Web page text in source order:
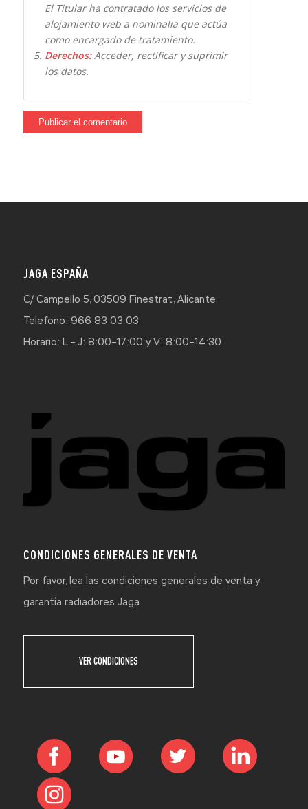
El Titular ha contratado los servicios de
alojamiento web a nominalia que actúa
como encargado de tratamiento.
Derechos:Acceder, rectificar y suprimir
los datos.
JAGA ESPAÑA
C/ Campello 5, 03509 Finestrat, Alicante
Telefono: 966 83 03 03
Horario: L – J: 8:00–17:00 y V: 8:00–14:30
CONDICIONES GENERALES DE VENTA
Por favor, lea las condiciones generales de venta y
garantía radiadores Jaga
VER CONDICIONES